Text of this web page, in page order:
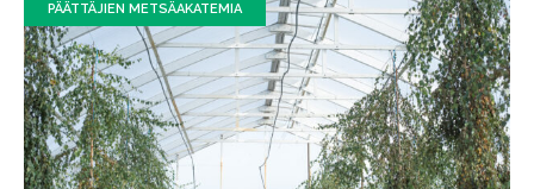
PÄÄTTÄJIEN METSÄAKATEMIA